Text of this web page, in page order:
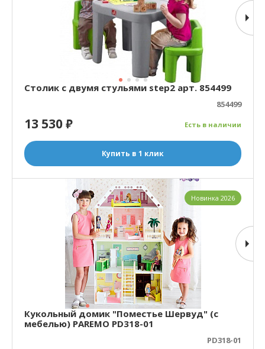
Столик с двумя стульями step2 арт. 854499
854499
Есть в наличии
13 530₽
Купить в 1 клик
Кукольный домик "Поместье Шервуд" (с
мебелью) PAREMO PD318-01
PD318-01
Новинка 2026